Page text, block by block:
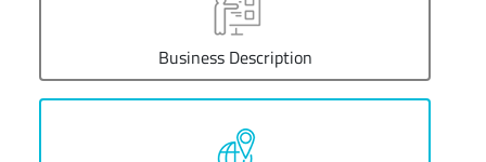
Business Description